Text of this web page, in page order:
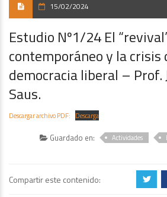
15/02/2024
Estudio Nº1/24 El
contemporáneo y la crisis
democracia liberal – Prof.
Saus.
Descargar archivo PDF: Descarga
Guardado en: Actividades
Compartir este contenido: a